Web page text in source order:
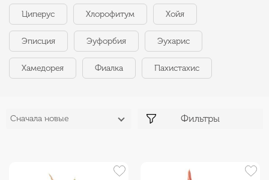
Циперус Хлорофитум Хойя
Эписция Эуфорбия Эухарис
Хамедорея Фиалка Пахистахис
Сначала новые Фильтры